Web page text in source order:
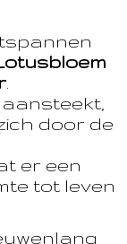
.
door de
er een
tot leven